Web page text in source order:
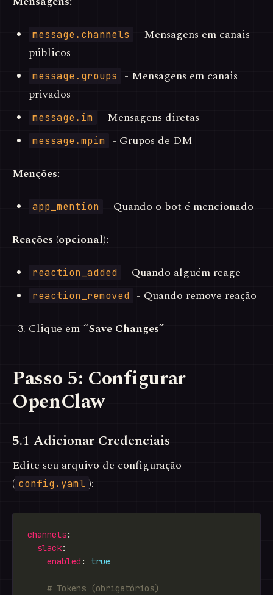
message.channels
- Mensagens em canais
públicos
message.groups
- Mensagens em canais
privados
message.im - Mensagens diretas
message.mpim
- Grupos de DM
Menções:
app_mention
- Quando o bot é mencionado
Reações (opcional):
reaction_added - Quando alguém reage
reaction_removed
- Quando remove reação
Clique em “Save Changes”
Passo 5: Configurar
OpenClaw
5.1 Adicionar Credenciais
Edite seu arquivo de configuração
( config.yaml ):
channels
slack
enabled : true
# Tokens (obrigatórios)